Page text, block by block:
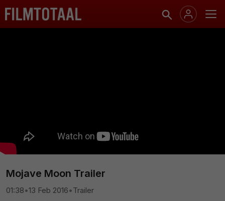
Mojave Moon Trailer
01:38•13 Feb 2016•Trailer